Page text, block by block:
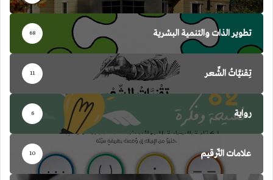
تطوير الذات والتنمية البشرية 68
تِقنيَّاتُ الشِّعر 11
رواية 6
علامات التّرقيم 10